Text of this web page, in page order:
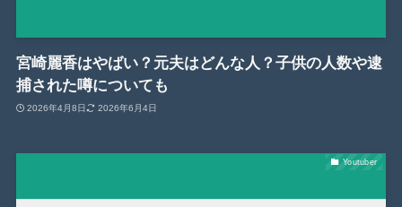
宮崎麗香はやばい？元夫はどんな人？子供の人数や逮
捕された噂についても
2026年4月8日 2026年6月4日
Youtuber